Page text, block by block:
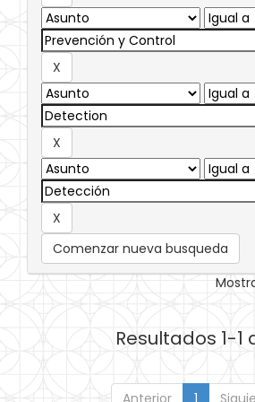
Comenzar nueva busqueda
Resultados 1-1
Anterior 1